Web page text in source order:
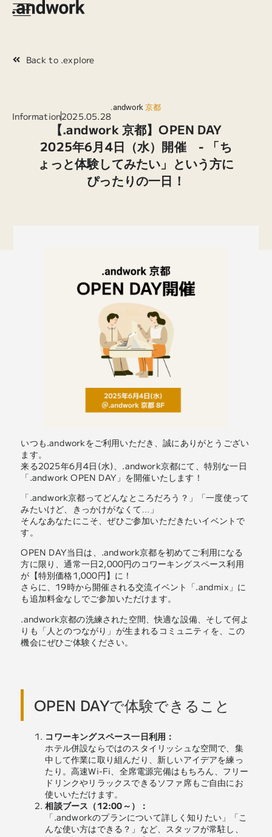
Back to .explore
.andwork 京都
Information2025.05.28
【.andwork 京都】OPEN DAY
2025年6月4日（水）開催 - 「ち
ょっと体験してみたい」という方に
ぴったりの一日！
いつも.andworkをご利用いただき、誠にありがとうござい
ます。
来る2025年6月4日(水)、.andwork京都にて、特別な一日
「.andwork OPEN DAY」を開催いたします！
「.andwork京都ってどんなところだろう？」「一度使って
みたいけど、きっかけがなくて…」
そんなあなたにこそ、ぜひご参加いただきたいイベントで
す。
OPEN DAY当日は、.andwork京都を初めてご利用になる
方に限り、通常一日2,000円のコワーキングスペース利用
が【特別価格1,000円】に！
さらに、19時から開催される交流イベント「.andmix」に
も追加料金なしでご参加いただけます。
.andwork京都の洗練された空間、快適な設備、そして何よ
りも「人とのつながり」が生まれるコミュニティを、この
機会にぜひご体験ください。
OPEN DAYで体験できること
コワーキングスペース一日利用：
ホテル併設ならではのスタイリッシュな空間で、集
中して作業に取り組んだり、新しいアイデアを練っ
たり。高速Wi-Fi、全席電源完備はもちろん、フリー
ドリンクやリラックスできるソファ席もご自由にお
使いいただけます。
相談ブース（12:00～）：
「.andworkのプランについて詳しく知りたい」「こ
んな使い方はできる？」など、スタッフが常駐し、